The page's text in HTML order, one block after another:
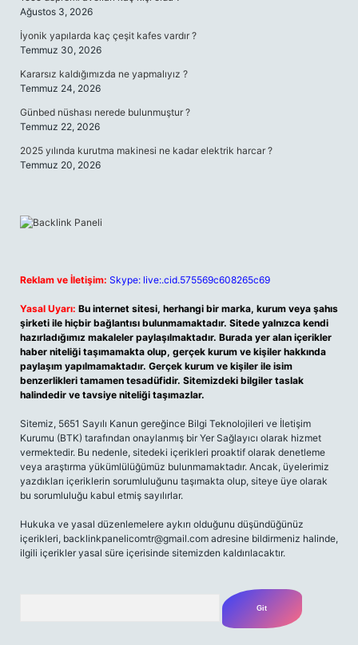
Ağustos 3, 2026
İyonik yapılarda kaç çeşit kafes vardır ?
Temmuz 30, 2026
Kararsız kaldığımızda ne yapmalıyız ?
Temmuz 24, 2026
Günbed nüshası nerede bulunmuştur ?
Temmuz 22, 2026
2025 yılında kurutma makinesi ne kadar elektrik harcar ?
Temmuz 20, 2026
Reklam ve İletişim: Skype: live:.cid.575569c608265c69
Yasal Uyarı: Bu internet sitesi, herhangi bir marka, kurum veya şahıs
şirketi ile hiçbir bağlantısı bulunmamaktadır. Sitede yalnızca kendi
hazırladığımız makaleler paylaşılmaktadır. Burada yer alan içerikler
haber niteliği taşımamakta olup, gerçek kurum ve kişiler hakkında
paylaşım yapılmamaktadır. Gerçek kurum ve kişiler ile isim
benzerlikleri tamamen tesadüfidir. Sitemizdeki bilgiler taslak
halindedir ve tavsiye niteliği taşımazlar.
Sitemiz, 5651 Sayılı Kanun gereğince Bilgi Teknolojileri ve İletişim
Kurumu (BTK) tarafından onaylanmış bir Yer Sağlayıcı olarak hizmet
vermektedir. Bu nedenle, sitedeki içerikleri proaktif olarak denetleme
veya araştırma yükümlülüğümüz bulunmamaktadır. Ancak, üyelerimiz
yazdıkları içeriklerin sorumluluğunu taşımakta olup, siteye üye olarak
bu sorumluluğu kabul etmiş sayılırlar.
Hukuka ve yasal düzenlemelere aykırı olduğunu düşündüğünüz
içerikleri, backlinkpanelicomtr@gmail.com adresine bildirmeniz halinde,
ilgili içerikler yasal süre içerisinde sitemizden kaldırılacaktır.